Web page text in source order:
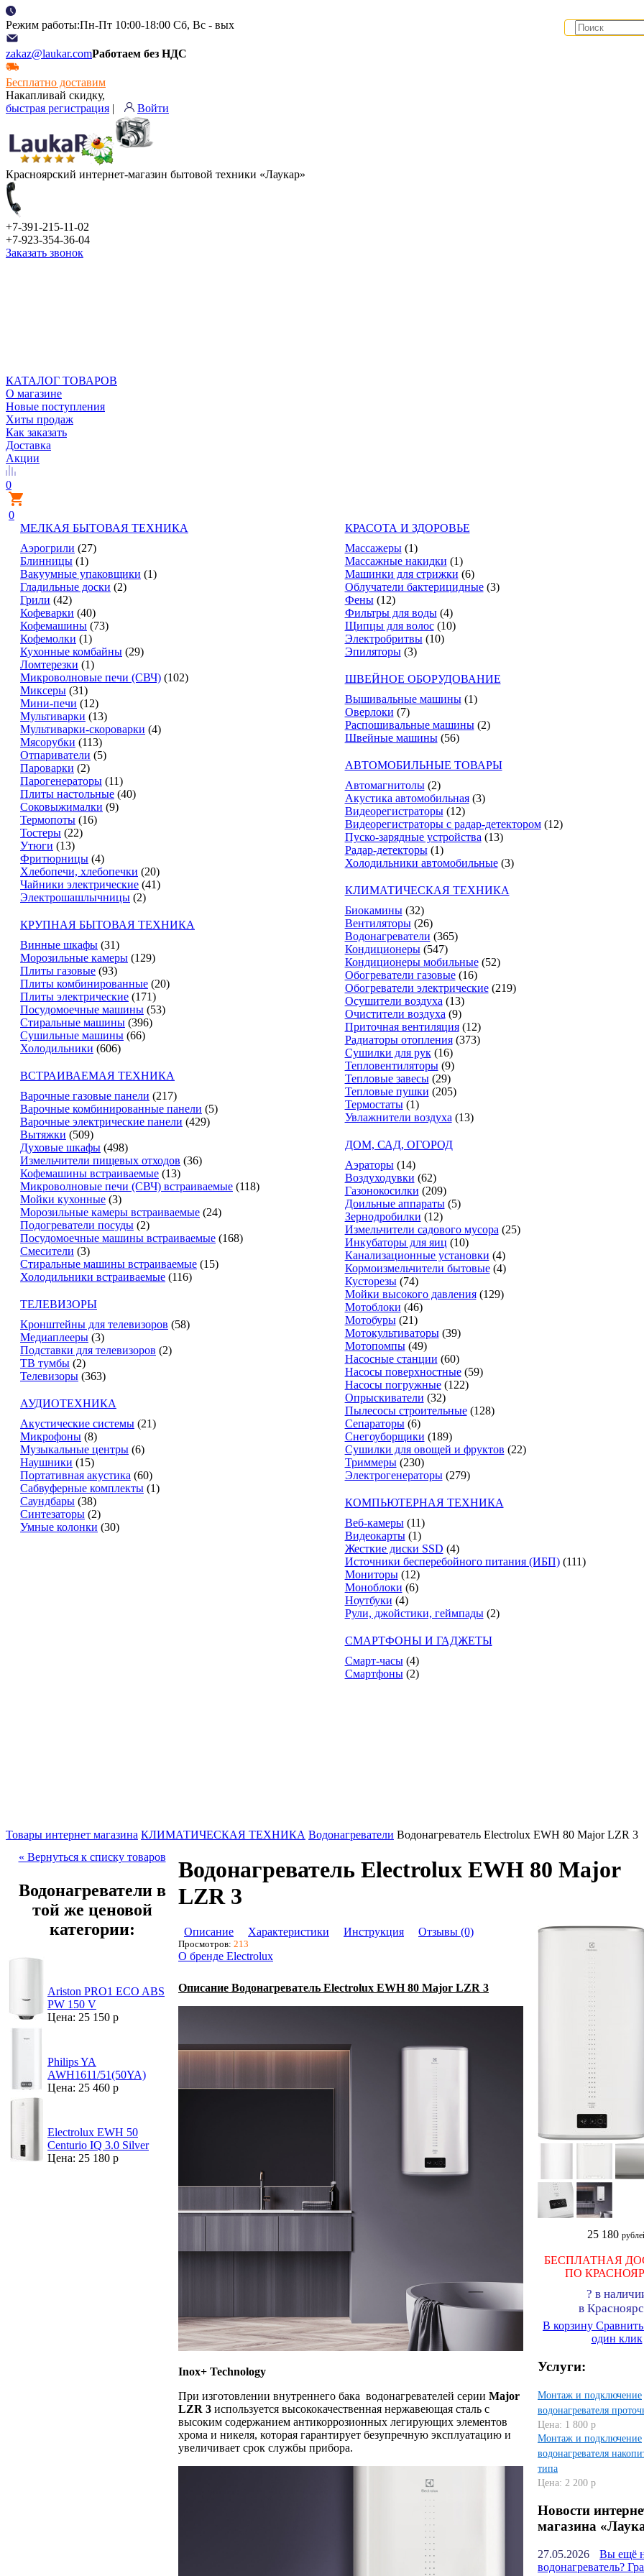
Режим работы:Пн-Пт 10:00-18:00 Сб, Вс - вых
zakaz@laukar.comРаботаем без НДС
Бесплатно доставим
Накапливай скидку,
быстрая регистрация | Войти
Красноярский интернет-магазин бытовой техники «Лаукар»
+7-391-215-11-02
+7-923-354-36-04
Заказать звонок
КАТАЛОГ ТОВАРОВ
О магазине
Новые поступления
Хиты продаж
Как заказать
Доставка
Акции
0
0
МЕЛКАЯ БЫТОВАЯ ТЕХНИКА
Аэрогрили (27)
Блинницы (1)
Вакуумные упаковщики (1)
Гладильные доски (2)
Грили (42)
Кофеварки (40)
Кофемашины (73)
Кофемолки (1)
Кухонные комбайны (29)
Ломтерезки (1)
Микроволновые печи (СВЧ) (102)
Миксеры (31)
Мини-печи (12)
Мультиварки (13)
Мультиварки-скороварки (4)
Мясорубки (113)
Отпариватели (5)
Пароварки (2)
Парогенераторы (11)
Плиты настольные (40)
Соковыжималки (9)
Термопоты (16)
Тостеры (22)
Утюги (13)
Фритюрницы (4)
Хлебопечи, хлебопечки (20)
Чайники электрические (41)
Электрошашлычницы (2)
КРУПНАЯ БЫТОВАЯ ТЕХНИКА
Винные шкафы (31)
Морозильные камеры (129)
Плиты газовые (93)
Плиты комбинированные (20)
Плиты электрические (171)
Посудомоечные машины (53)
Стиральные машины (396)
Сушильные машины (66)
Холодильники (606)
ВСТРАИВАЕМАЯ ТЕХНИКА
Варочные газовые панели (217)
Варочные комбинированные панели (5)
Варочные электрические панели (429)
Вытяжки (509)
Духовые шкафы (498)
Измельчители пищевых отходов (36)
Кофемашины встраиваемые (13)
Микроволновые печи (СВЧ) встраиваемые (118)
Мойки кухонные (3)
Морозильные камеры встраиваемые (24)
Подогреватели посуды (2)
Посудомоечные машины встраиваемые (168)
Смесители (3)
Стиральные машины встраиваемые (15)
Холодильники встраиваемые (116)
ТЕЛЕВИЗОРЫ
Кронштейны для телевизоров (58)
Медиаплееры (3)
Подставки для телевизоров (2)
ТВ тумбы (2)
Телевизоры (363)
АУДИОТЕХНИКА
Акустические системы (21)
Микрофоны (8)
Музыкальные центры (6)
Наушники (15)
Портативная акустика (60)
Сабвуферные комплекты (1)
Саундбары (38)
Синтезаторы (2)
Умные колонки (30)
КРАСОТА И ЗДОРОВЬЕ
Массажеры (1)
Массажные накидки (1)
Машинки для стрижки (6)
Облучатели бактерицидные (3)
Фены (12)
Фильтры для воды (4)
Щипцы для волос (10)
Электробритвы (10)
Эпиляторы (3)
ШВЕЙНОЕ ОБОРУДОВАНИЕ
Вышивальные машины (1)
Оверлоки (7)
Распошивальные машины (2)
Швейные машины (56)
АВТОМОБИЛЬНЫЕ ТОВАРЫ
Автомагнитолы (2)
Акустика автомобильная (3)
Видеорегистраторы (12)
Видеорегистраторы с радар-детектором (12)
Пуско-зарядные устройства (13)
Радар-детекторы (1)
Холодильники автомобильные (3)
КЛИМАТИЧЕСКАЯ ТЕХНИКА
Биокамины (32)
Вентиляторы (26)
Водонагреватели (365)
Кондиционеры (547)
Кондиционеры мобильные (52)
Обогреватели газовые (16)
Обогреватели электрические (219)
Осушители воздуха (13)
Очистители воздуха (9)
Приточная вентиляция (12)
Радиаторы отопления (373)
Сушилки для рук (16)
Тепловентиляторы (9)
Тепловые завесы (29)
Тепловые пушки (205)
Термостаты (1)
Увлажнители воздуха (13)
ДОМ, САД, ОГОРОД
Аэраторы (14)
Воздуходувки (62)
Газонокосилки (209)
Доильные аппараты (5)
Зернодробилки (12)
Измельчители садового мусора (25)
Инкубаторы для яиц (10)
Канализационные установки (4)
Кормоизмельчители бытовые (4)
Кусторезы (74)
Мойки высокого давления (129)
Мотоблоки (46)
Мотобуры (21)
Мотокультиваторы (39)
Мотопомпы (49)
Насосные станции (60)
Насосы поверхностные (59)
Насосы погружные (122)
Опрыскиватели (32)
Пылесосы строительные (128)
Сепараторы (6)
Снегоуборщики (189)
Сушилки для овощей и фруктов (22)
Триммеры (230)
Электрогенераторы (279)
КОМПЬЮТЕРНАЯ ТЕХНИКА
Веб-камеры (11)
Видеокарты (1)
Жесткие диски SSD (4)
Источники бесперебойного питания (ИБП) (111)
Мониторы (12)
Моноблоки (6)
Ноутбуки (4)
Рули, джойстики, геймпады (2)
СМАРТФОНЫ И ГАДЖЕТЫ
Смарт-часы (4)
Смартфоны (2)
Товары интернет магазина КЛИМАТИЧЕСКАЯ ТЕХНИКА Водонагреватели Водонагреватель Electrolux EWH 80 Major LZR 3
« Вернуться к списку товаров
Водонагреватели в
той же ценовой
категории:
Ariston PRO1 ECO ABS
PW 150 V
Цена: 25 150 р
Philips YA
AWH1611/51(50YA)
Цена: 25 460 р
Electrolux EWH 50
Centurio IQ 3.0 Silver
Цена: 25 180 р
Водонагреватель Electrolux EWH 80 Major
LZR 3
25 180
БЕСПЛАТНАЯ
ПО
? в
в
В корзину
один клик
Услуги:
Монтаж и подключение
водонагревателя
Цена: 1 800 р
Монтаж и подключение
водонагревателя
типа
Цена: 2 200 р
Новости
магазина
27.05.2026
Вы ещё
водонагреватель?
Описание Характеристики Инструкция Отзывы (0)
Просмотров: 213
О бренде Electrolux
Описание Водонагреватель Electrolux EWH 80 Major LZR 3
Inox+ Technology
При изготовлении внутреннего бака водонагревателей серии Major
LZR 3 используется высококачественная нержавеющая сталь с
высоким содержанием антикоррозионных легирующих элементов
хрома и никеля, которая гарантирует безупречную эксплуатацию и
увеличивает срок службы прибора.